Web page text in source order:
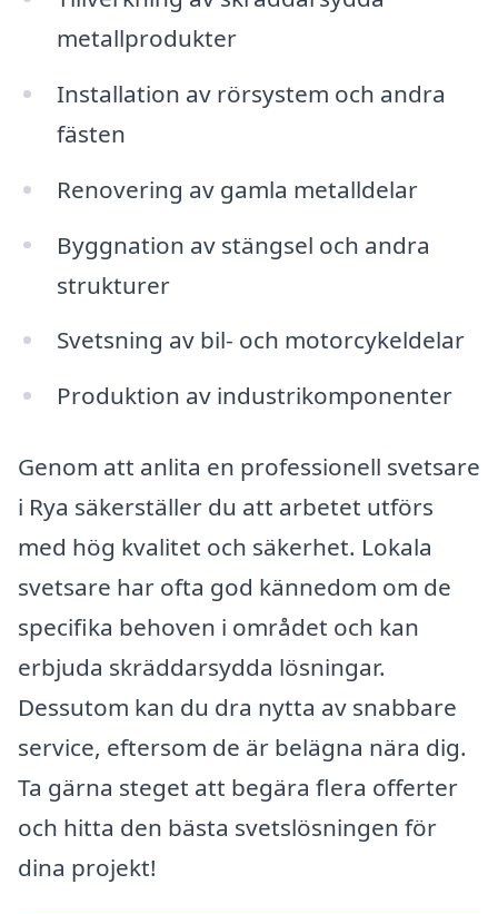
metallprodukter
Installation av rörsystem och andra
fästen
Renovering av gamla metalldelar
Byggnation av stängsel och andra
strukturer
Svetsning av bil- och motorcykeldelar
Produktion av industrikomponenter
Genom att anlita en professionell svetsare
i Rya säkerställer du att arbetet utförs
med hög kvalitet och säkerhet. Lokala
svetsare har ofta god kännedom om de
specifika behoven i området och kan
erbjuda skräddarsydda lösningar.
Dessutom kan du dra nytta av snabbare
service, eftersom de är belägna nära dig.
Ta gärna steget att begära flera offerter
och hitta den bästa svetslösningen för
dina projekt!